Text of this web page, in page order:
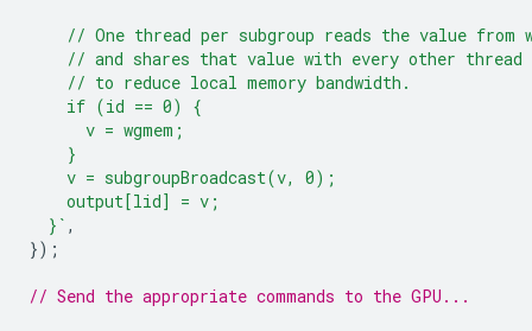
// One thread per subgroup reads the value from
// and shares that value with every other thread
    // to reduce local memory bandwidth.
    if (id == 0) {
      v = wgmem;
    }
    v = subgroupBroadcast(v, 0);
    output[lid] = v;
  }`
,
});
// Send the appropriate commands to the GPU...